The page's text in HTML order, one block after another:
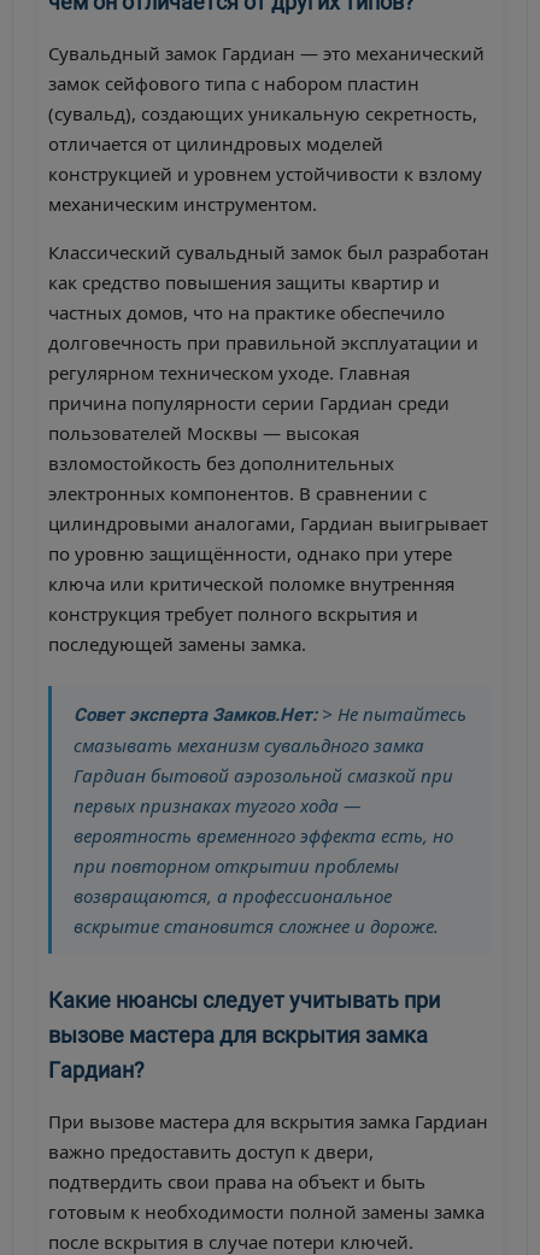
Сувальдный замок Гардиан — это механический
замок сейфового типа с набором пластин
(сувальд), создающих уникальную секретность,
отличается от цилиндровых моделей
конструкцией и уровнем устойчивости к взлому
механическим инструментом.
Классический сувальдный замок был разработан
как средство повышения защиты квартир и
частных домов, что на практике обеспечило
долговечность при правильной эксплуатации и
регулярном техническом уходе. Главная
причина популярности серии Гардиан среди
пользователей Москвы — высокая
взломостойкость без дополнительных
электронных компонентов. В сравнении с
цилиндровыми аналогами, Гардиан выигрывает
по уровню защищённости, однако при утере
ключа или критической поломке внутренняя
конструкция требует полного вскрытия и
последующей замены замка.
Совет эксперта Замков.Нет:> Не пытайтесь
смазывать механизм сувальдного замка
Гардиан бытовой аэрозольной смазкой при
первых признаках тугого хода —
вероятность временного эффекта есть, но
при повторном открытии проблемы
возвращаются, а профессиональное
вскрытие становится сложнее и дороже.
Какие нюансы следует учитывать при
вызове мастера для вскрытия замка
Гардиан?
При вызове мастера для вскрытия замка Гардиан
важно предоставить доступ к двери,
подтвердить свои права на объект и быть
готовым к необходимости полной замены замка
после вскрытия в случае потери ключей.